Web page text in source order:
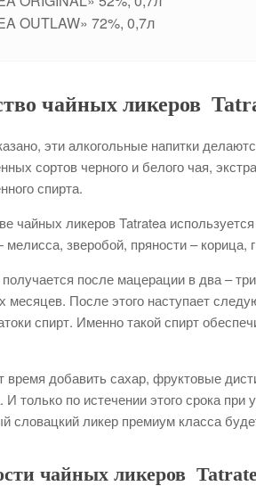
OUTLAW» 72%, 0,7л
чайных ликеров
эти алкогольные напитки
сортов черного и белого чая,
спирта.
чайных ликеров Tatratea
зверобой, пряности – корица,
после мацерации в два –
месяцев. После этого наступает
спирт. Именно такой спирт
время добавить сахар, фруктовые
И только по истечении этого срока
словацкий ликер премиум класса
чайных ликеров